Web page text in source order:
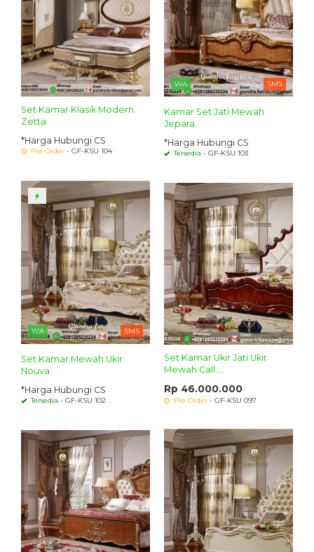
Set Kamar Klasik Modern
Zetta
*Harga Hubungi CS
Pre Order - GF-KSU 104
WA SMS
Kamar Set Jati Mewah
Jepara
*Harga Hubungi CS
Tersedia - GF-KSU 103
WA SMS
Set Kamar Mewah Ukir
Nouva
*Harga Hubungi CS
Tersedia - GF-KSU 102
Set Kamar Ukir Jati Ukir
Mewah Call....
Rp 46.000.000
Pre Order - GF-KSU 097